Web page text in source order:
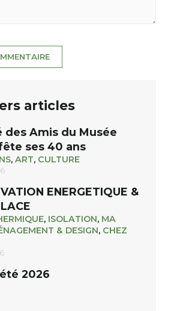
articles
des Amis du Musée
ses 40 ans
, ART, CULTURE
ENERGETIQUE &
, ISOLATION, MA
& DESIGN, CHEZ
2026